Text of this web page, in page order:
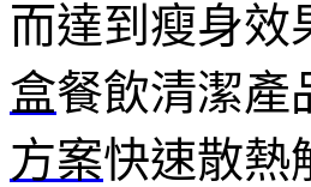
而達到瘦身效
盒餐飲清潔產
方案快速散熱